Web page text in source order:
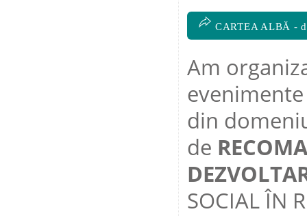
CARTEA ALBĂ -
Am
din
de
SOCIAL ÎN